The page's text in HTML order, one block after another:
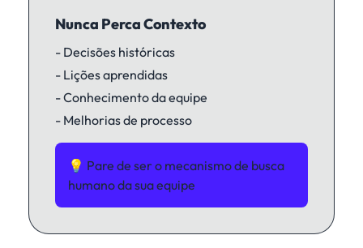
Nunca Perca Contexto
- Decisões históricas
- Lições aprendidas
- Conhecimento da equipe
- Melhorias de processo
💡 Pare de ser o mecanismo de busca
humano da sua equipe